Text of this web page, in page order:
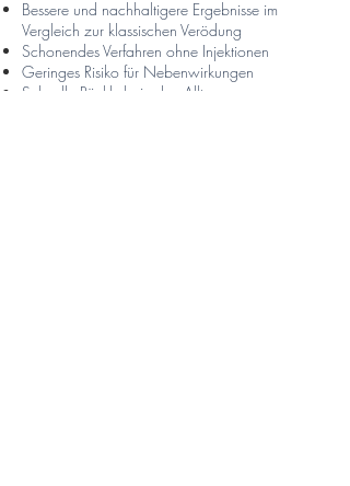
Bessere und nachhaltigere Ergebnisse im
Vergleich zur klassischen Verödung
Schonendes Verfahren ohne Injektionen
Geringes Risiko für Nebenwirkungen
Schnelle Rückkehr in den Alltag